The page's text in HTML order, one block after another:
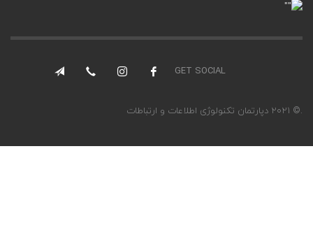
GET SOCIAL
.© 2021 دپارتمان تکنولوژی اطلاعات و ارتباطات